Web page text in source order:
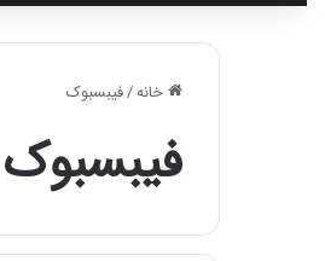
خانه/فیبسبوک
فیبسبوک